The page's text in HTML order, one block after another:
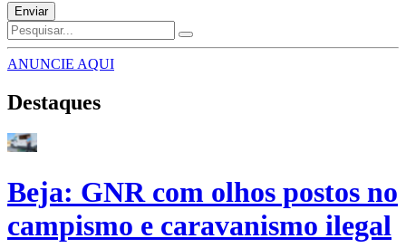
Enviar
ANUNCIE AQUI
Destaques
Beja: GNR com olhos postos no
campismo e caravanismo ilegal